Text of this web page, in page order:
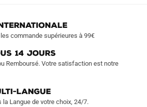
commande supérieures à 99€
14 JOURS
Remboursé. Votre satisfaction est notre
LANGUE
la Langue de votre choix, 24/7.